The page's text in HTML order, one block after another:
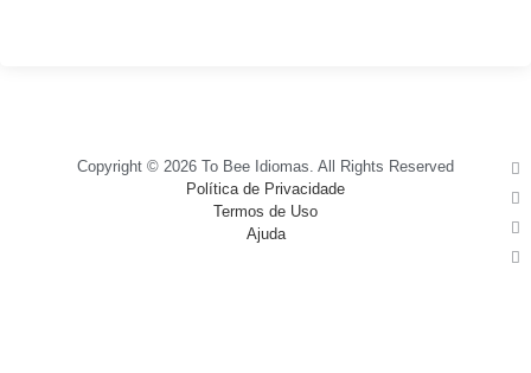
Copyright © 2026 To Bee Idiomas. All Rights Reserved
Política de Privacidade
Termos de Uso
Ajuda